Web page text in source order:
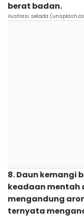
berat badan.
ilustrasi selada
8. Daun kemangi
keadaan mentah
mengandung
ternyata